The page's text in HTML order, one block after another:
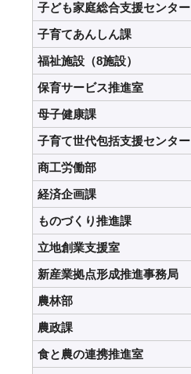
子ども家庭総合支援センター
子育てあんしん課
福祉施設（8施設）
保育サービス推進室
母子健康課
子育て世代包括支援センター
商工労働部
経済企画課
ものづくり推進課
立地創業支援室
新産業拠点形成推進事務局
農林部
農政課
食と農の連携推進室